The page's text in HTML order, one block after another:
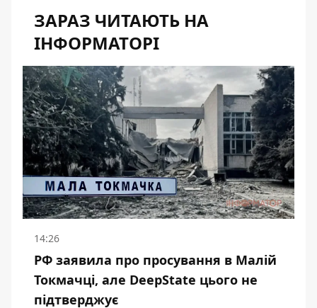
ЗАРАЗ ЧИТАЮТЬ НА
ІНФОРМАТОРІ
14:26
РФ заявила про просування в Малій
Токмачці, але DeepState цього не
підтверджує